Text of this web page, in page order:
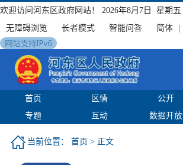
欢迎访问河东区政府网站！
2026年8月7日 星期五
无障碍浏览
长者模式 智能问答 简体
首页 区情 公开
专题
互动 数据开放
当前位置： 首页 > 正文